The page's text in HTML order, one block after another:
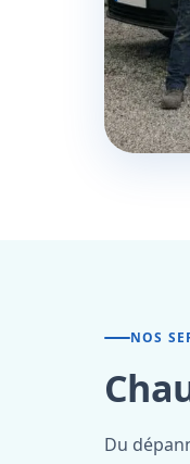
NOS
Du